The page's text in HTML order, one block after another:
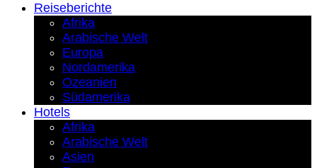
Reiseberichte
Afrika
Arabische Welt
Europa
Nordamerika
Ozeanien
Südamerika
Hotels
Afrika
Arabische Welt
Asien